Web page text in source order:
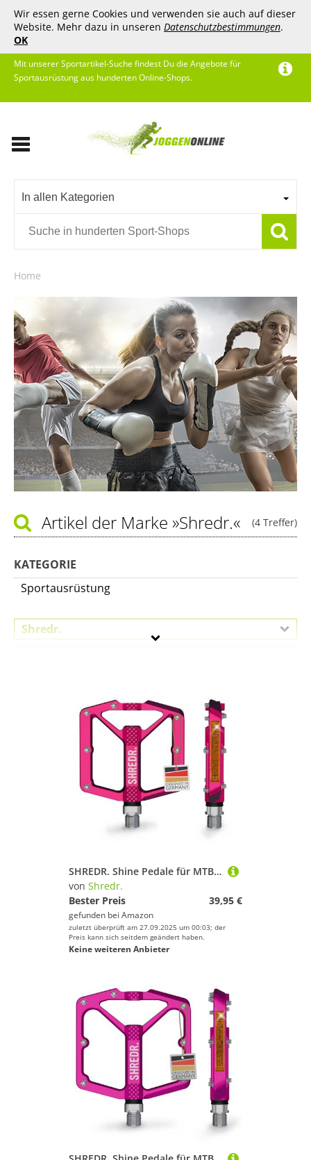
Wir essen gerne Cookies und verwenden sie auch auf dieser
Website. Mehr dazu in unseren Datenschutzbestimmungen.
OK
Mit unserer Sportartikel-Suche findest Du die Angebote für
Sportausrüstung aus hunderten Online-Shops.
In allen Kategorien
Home
(4 Treffer)
Artikel der Marke »Shredr.«
KATEGORIE
Sportausrüstung
Shredr.
SHREDR. Shine Pedale für MTB | Hochwertige Flatpedals fürs Mountainbike | Mit Reflektoren (StVZO konform). (pink, M)
von Shredr.
Bester Preis
39,95 €
gefunden bei Amazon
zuletzt überprüft am 27.09.2025 um 00:03; der
Preis kann sich seitdem geändert haben.
Keine weiteren Anbieter